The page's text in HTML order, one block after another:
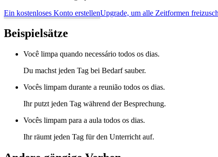
Ein kostenloses Konto erstellenUpgrade, um alle Zeitformen
Beispielsätze
Você limpa quando necessário todos os dias.
Du machst jeden Tag bei Bedarf sauber.
Vocês limpam durante a reunião todos os dias.
Ihr putzt jeden Tag während der Besprechung.
Vocês limpam para a aula todos os dias.
Ihr räumt jeden Tag für den Unterricht auf.